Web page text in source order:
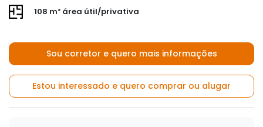
108 m² área útil/privativa
Sou corretor e quero mais informações
Estou interessado e quero comprar ou alugar